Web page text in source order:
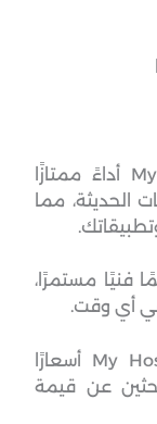
✔ أداء استثنائي: توفر My Host Zone أداءً ممتازًا
الحديثة، مما
دعمًا فنيًا مستمرًا،
أي وقت.
✔ الأسعار التنافسية: تقدم My Host Zone أسعارًا
عن قيمة